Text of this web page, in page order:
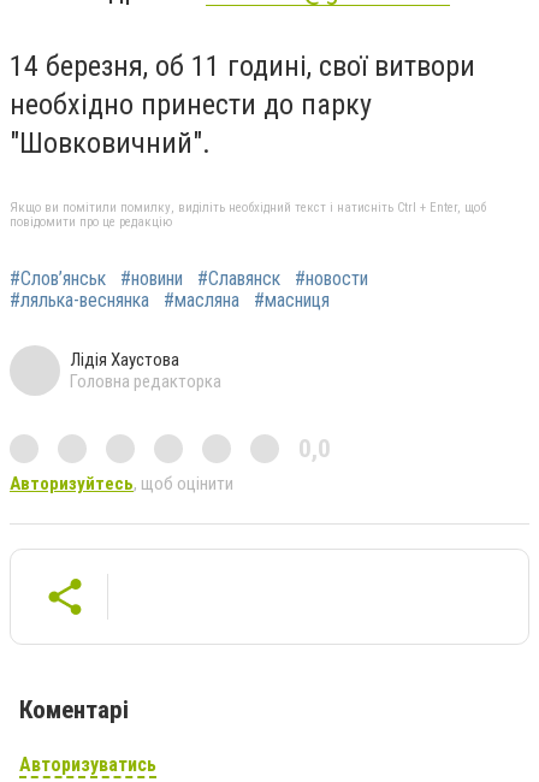
14 березня, об 11 годині, свої витвори
необхідно принести до парку
"Шовковичний".
Якщо ви помітили помилку, виділіть необхідний текст і натисніть Ctrl + Enter, щоб
повідомити про це редакцію
#Слов’янськ #новини #Славянск
#новости
#лялька-веснянка
#масляна #масниця
Лідія Хаустова
Головна редакторка
0,0
Авторизуйтесь, щоб оцінити
Коментарі
Авторизуватись